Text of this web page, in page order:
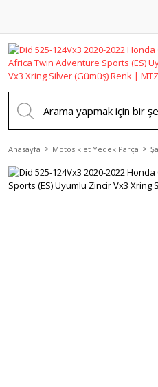
Anasayfa Motosiklet Yedek Parça